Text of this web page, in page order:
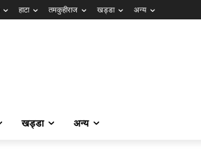
हाटा तमकुहीराज खड्डा अन्य
खड्डा अन्य